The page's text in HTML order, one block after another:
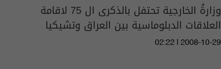
وزارةُ الخارجية تحتفل بالذكرى ال 75 لاقامة
العلاقات الدبلوماسية بين العراق وتشيكيا
02:22 | 2008-10-29